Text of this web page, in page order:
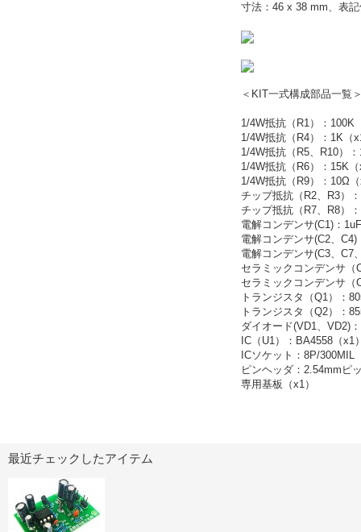
寸法：46 x 38 mm、表
＜KIT一式構成部品一覧
1/4W抵抗（R1）：100K
1/4W抵抗（R4）：1K（
1/4W抵抗（R5、R10）
1/4W抵抗（R6）：15K
1/4W抵抗（R9）：10Ω
チップ抵抗（R2、R3）
チップ抵抗（R7、R8）
電解コンデンサ(C1)：
電解コンデンサ(C2、C4)
電解コンデンサ(C3、C7
セラミックコンデンサ（
セラミックコンデンサ（
トランジスタ（Q1）：
トランジスタ（Q2）：
ダイオード(VD1、VD2)
IC（U1）：BA4558（x1
ICソケット：8P/300MIL
ピンヘッダ：2.54mmピ
専用基板（x1）
最近チェックしたアイテム